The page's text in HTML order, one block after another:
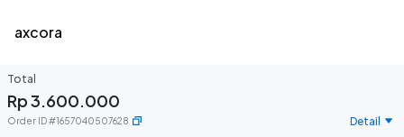
axcora
Total
Rp 3.600.000
Order ID#1657040507628 Detail